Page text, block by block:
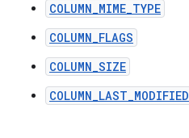
COLUMN_MIME_TYPE
COLUMN_FLAGS
COLUMN_SIZE
COLUMN_LAST_MODIFIED